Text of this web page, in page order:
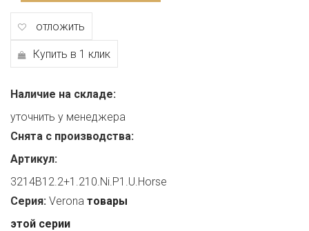
отложить
Купить в 1 клик
Наличие на складе:
уточнить у менеджера
Снята с производства:
Артикул:
3214B12.2+1.210.Ni.P1.U.Horse
Серия: Verona товары
этой серии